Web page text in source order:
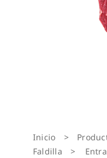
Inicio >
Faldilla
>